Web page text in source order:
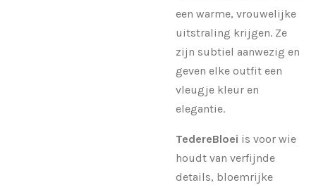
een warme, vrouwelijke
uitstraling krijgen. Ze
zijn subtiel aanwezig en
geven elke outfit een
vleugje kleur en
elegantie.
TedereBloei is voor wie
houdt van verfijnde
details, bloemrijke